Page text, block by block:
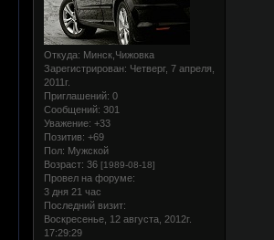
Откуда: Минск,Чижовка
Зарегистрирован: Четверг, 7 апреля,
2011г.
Приглашений: 0
Сообщений: 301
Уважение: +33
Позитив: +69
Пол: Мужской
Возраст: 36 [1989-08-18]
Провел на форуме:
3 дня 21 час
Последний визит:
Воскресенье, 12 августа, 2012г.
17:29:29